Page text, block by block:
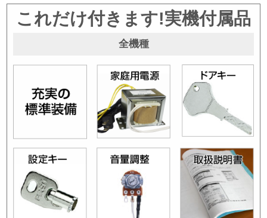
これだけ付きます!実機付属品
全機種